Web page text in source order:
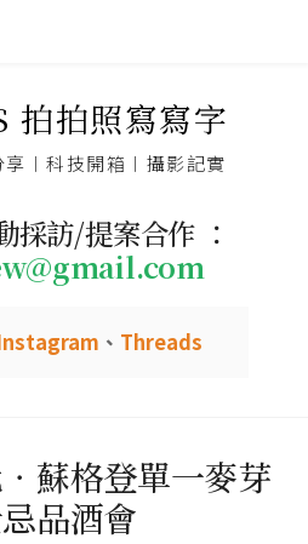
拍拍照寫寫字
︱科技開箱︱攝影記實
採訪/提案合作 ：
、 Threads
．蘇格登單一麥芽
品酒會